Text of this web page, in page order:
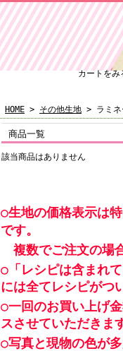
カートをみ
HOME > その他生地 > ラミネ
商品一覧
該当商品はありません
○生地の価格表示は
です。
複数でご注文の場
○「レシピは含まれ
には全てレシピがつ
○一回のお買い上げ
スさせていただきま
○写真と現物の色が